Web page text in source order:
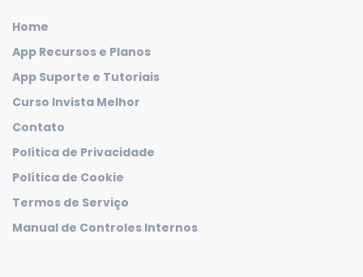
Home
App Recursos e Planos
App Suporte e Tutoriais
Curso Invista Melhor
Contato
Política de Privacidade
Política de Cookie
Termos de Serviço
Manual de Controles Internos